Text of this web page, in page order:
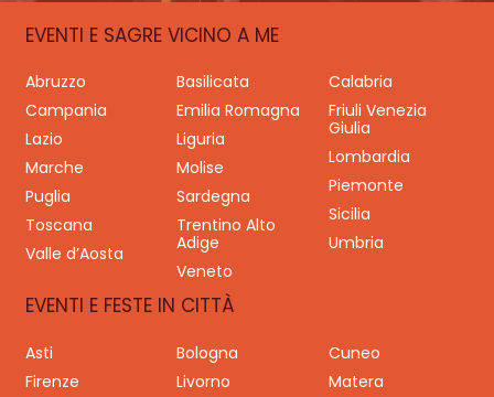
EVENTI E SAGRE VICINO A ME
Abruzzo Basilicata
Calabria
Campania
Emilia Romagna
Friuli Venezia
Giulia
Lazio
Liguria
Lombardia
Marche
Molise
Piemonte
Puglia
Sardegna
Sicilia
Toscana
Trentino Alto
Adige
Umbria
Valle d’Aosta
Veneto
EVENTI E FESTE IN CITTÀ
Asti Bologna
Cuneo
Firenze
Livorno
Matera